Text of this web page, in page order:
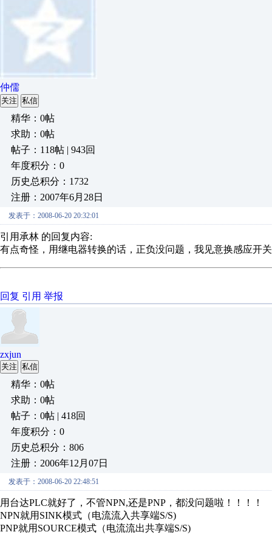
仲儒
关注 私信
精华：0帖
求助：0帖
帖子：118帖 | 943回
年度积分：0
历史总积分：1732
注册：2007年6月28日
发表于：2008-06-20 20:32:01
引用承林 的回复内容:
有点奇怪，用继电器转换的话，正负没问题，我见意换感应开
回复 引用 举报
zxjun
关注 私信
精华：0帖
求助：0帖
帖子：0帖 | 418回
年度积分：0
历史总积分：806
注册：2006年12月07日
发表于：2008-06-20 22:48:51
用台达PLC就好了，不管NPN,还是PNP，都没问题啦！！！！
NPN就用SINK模式（电流流入共享端S/S)
PNP就用SOURCE模式（电流流出共享端S/S)